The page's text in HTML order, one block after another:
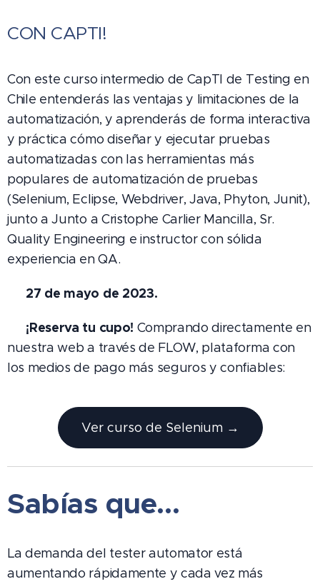
CON CAPTI! 🚀
Con este curso intermedio de CapTI de Testing en
Chile entenderás las ventajas y limitaciones de la
automatización, y aprenderás de forma interactiva
y práctica cómo diseñar y ejecutar pruebas
automatizadas con las herramientas más
populares de automatización de pruebas
(Selenium, Eclipse, Webdriver, Java, Phyton, Junit),
junto a Junto a Cristophe Carlier Mancilla, Sr.
Quality Engineering e instructor con sólida
experiencia en QA.
27 de mayo de 2023.
✔️ ¡Reserva tu cupo! Comprando directamente en
nuestra web a través de FLOW, plataforma con
los medios de pago más seguros y confiables:
Ver curso de Selenium →
Sabías que…
La demanda del tester automator está
aumentando rápidamente y cada vez más